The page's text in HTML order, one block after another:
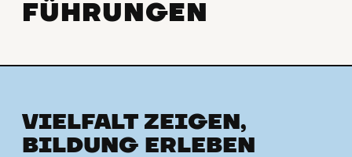
FÜHRUNGEN
VIELFALT ZEIGEN,
BILDUNG ERLEBEN